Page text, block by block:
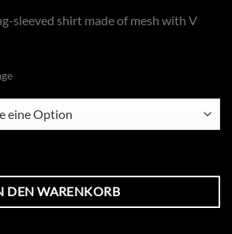
sleeved shirt made of mesh with V
DEN WARENKORB